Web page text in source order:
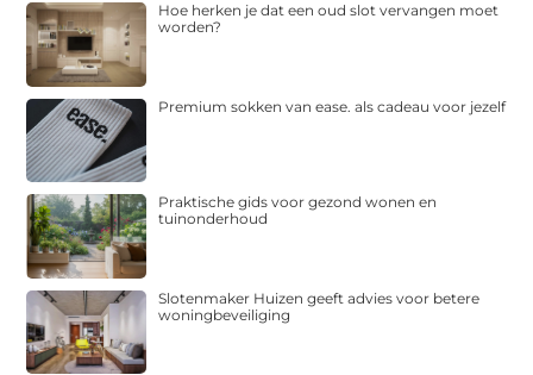
Hoe herken je dat een oud slot vervangen moet
worden?
Premium sokken van ease. als cadeau voor jezelf
Praktische gids voor gezond wonen en
tuinonderhoud
Slotenmaker Huizen geeft advies voor betere
woningbeveiliging